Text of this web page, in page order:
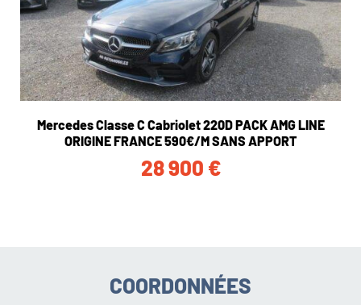
Mercedes Classe C Cabriolet 220D PACK AMG LINE
ORIGINE FRANCE 590€/M SANS APPORT
28 900 €
COORDONNÉES